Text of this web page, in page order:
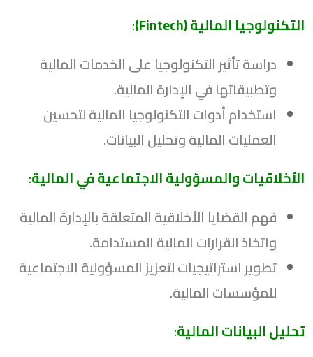
التكنولوجيا المالية (Fintech)
:
دراسة تأثير التكنولوجيا على الخدمات المالية
وتطبيقاتها في الإدارة المالية.
استخدام أدوات التكنولوجيا المالية لتحسين
العمليات المالية وتحليل البيانات.
الأخلاقيات والمسؤولية الاجتماعية في المالية:
فهم القضايا الأخلاقية المتعلقة بالإدارة المالية
واتخاذ القرارات المالية المستدامة.
تطوير استراتيجيات لتعزيز المسؤولية الاجتماعية
للمؤسسات المالية.
تحليل البيانات المالية: